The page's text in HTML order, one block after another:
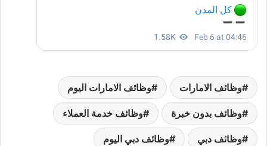
وظائف الامارات وظائف الامارات اليوم
وظائف بدون خبرة وظائف خدمة العملاء
وظائف دبي وظائف دبي اليوم